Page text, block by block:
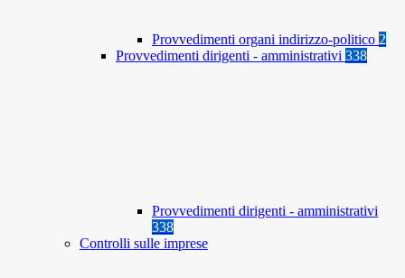
Provvedimenti organi indirizzo-politico 2
Provvedimenti dirigenti - amministrativi 338
Provvedimenti dirigenti - amministrativi
338
Controlli sulle imprese